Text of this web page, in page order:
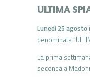
ULTIMA
Lunedì 25 agosto
denominata
La prima
seconda a